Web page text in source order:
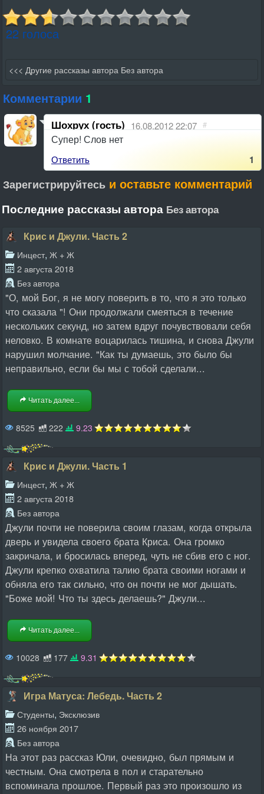
22 голоса
<<< Другие рассказы автора Без автора
Комментарии 1
Шохрух (гость) 16.08.2012 22:07 #
Супер! Слов нет
Ответить 1
Зарегистрируйтесь и оставьте комментарий
Последние рассказы автора Без автора
Крис и Джули. Часть 2
Инцест, Ж + Ж
2 августа 2018
Без автора
"О, мой Бог, я не могу поверить в то, что я это только
что сказала "! Они продолжали смеяться в течение
нескольких секунд, но затем вдруг почувствовали себя
неловко. В комнате воцарилась тишина, и снова Джули
нарушил молчание. "Как ты думаешь, это было бы
неправильно, если бы мы с тобой сделали...
Читать далее...
8525 222 9.23
Крис и Джули. Часть 1
Инцест, Ж + Ж
2 августа 2018
Без автора
Джули почти не поверила своим глазам, когда открыла
дверь и увидела своего брата Криса. Она громко
закричала, и бросилась вперед, чуть не сбив его с ног.
Джули крепко охватила талию брата своими ногами и
обняла его так сильно, что он почти не мог дышать.
"Боже мой! Что ты здесь делаешь?" Джули...
Читать далее...
10028 177 9.31
Игра Матуса: Лебедь. Часть 2
Студенты, Эксклюзив
26 ноября 2017
Без автора
На этот раз рассказ Юли, очевидно, был прямым и
честным. Она смотрела в пол и старательно
вспоминала прошлое. Первый раз это произошло из